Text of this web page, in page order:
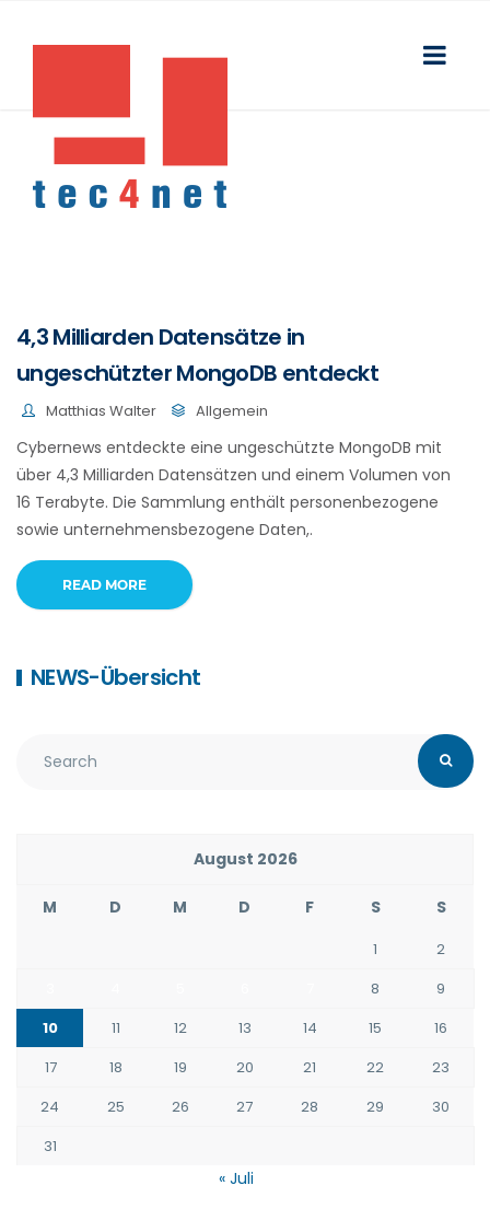
4,3 Milliarden Datensätze in
ungeschützter MongoDB entdeckt
Matthias Walter Allgemein
Cybernews entdeckte eine ungeschützte MongoDB mit
über 4,3 Milliarden Datensätzen und einem Volumen von
16 Terabyte. Die Sammlung enthält personenbezogene
sowie unternehmensbezogene Daten,.
READ MORE
NEWS-Übersicht
August 2026
M D M D F S S
1
2
8
9
10
11 12 13 14 15
16
17
18 19 20 21 22
23
24
25 26 27 28 29
30
31
« Juli